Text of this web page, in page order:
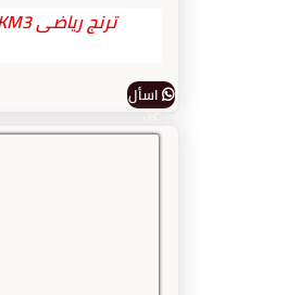
ترنج رياضى KM3
اسأل
عن
المنتج